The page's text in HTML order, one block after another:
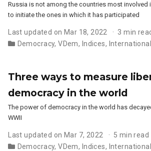
Russia is not among the countries most involved
to initiate the ones in which it has participated
Last updated on Mar 18, 2022
3 min
Democracy,VDem, Indices,
Three ways to measure
democracy in the world
The power of democracy in the world has
WWII
Last updated on Mar 7, 2022
5 min read
Democracy,VDem, Indices,